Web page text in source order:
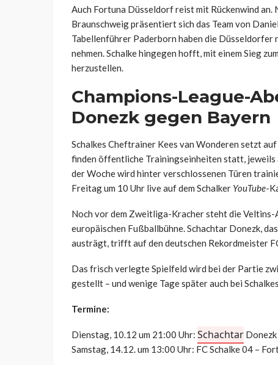
Auch Fortuna Düsseldorf reist mit Rückenwind
Braunschweig präsentiert sich das Team von Daniel
Tabellenführer Paderborn haben die Düsseldorfer
nehmen. Schalke hingegen hofft, mit einem Sieg
herzustellen.
Champions-League-
Donezk gegen Bayern
Schalkes Cheftrainer Kees van Wonderen setzt auf
finden öffentliche Trainingseinheiten statt, jeweils
der Woche wird hinter verschlossenen Türen
Freitag um 10 Uhr live auf dem Schalker YouTube-
Noch vor dem Zweitliga-Kracher steht die Veltins-
europäischen Fußballbühne.Schachtar Donezk,
austrägt, trifft auf den deutschen Rekordmeister
Das frisch verlegte Spielfeld wird bei der Partie
gestellt – und wenige Tage später auch bei
Termine:
Dienstag, 10.12 um 21:00 Uhr: Schachtar
Samstag, 14.12. um 13:00 Uhr: FC Schalke 04 –